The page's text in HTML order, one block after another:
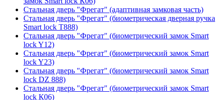
Стальная дверь "Фрегат" (адаптивная замковая часть)
Стальная дверь "Фрегат" (биометрическая дверная ручка
Smart lock T888)
Стальная дверь "Фрегат" (биометрический замок Smart
lock Y12)
Стальная дверь "Фрегат" (биометрический замок Smart
lock Y23)
Стальная дверь "Фрегат" (биометрический замок Smart
lock DZ 888)
Стальная дверь "Фрегат" (биометрический замок Smart
lock К06)